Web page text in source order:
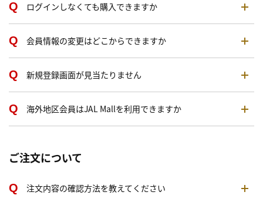
ログインしなくても購入できますか
会員情報の変更はどこからできますか
新規登録画面が見当たりません
海外地区会員はJAL Mallを利用できますか
ご注文について
注文内容の確認方法を教えてください